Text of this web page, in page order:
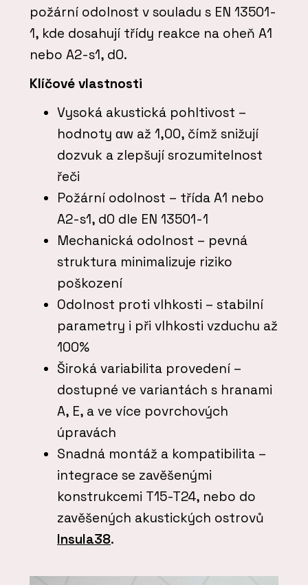
požární odolnost v souladu s EN 13501-
1, kde dosahují třídy reakce na oheň A1
nebo A2-s1, d0.
Klíčové vlastnosti
Vysoká akustická pohltivost –
hodnoty αw až 1,00, čímž snižují
dozvuk a zlepšují srozumitelnost
řeči
Požární odolnost – třída A1 nebo
A2-s1, d0 dle EN 13501-1
Mechanická odolnost – pevná
struktura minimalizuje riziko
poškození
Odolnost proti vlhkosti – stabilní
parametry i při vlhkosti vzduchu až
100%
Široká variabilita provedení –
dostupné ve variantách s hranami
A, E, a ve více povrchových
úpravách
Snadná montáž a kompatibilita –
integrace se zavěšenými
konstrukcemi T15-T24, nebo do
zavěšených akustických ostrovů
Insula38.